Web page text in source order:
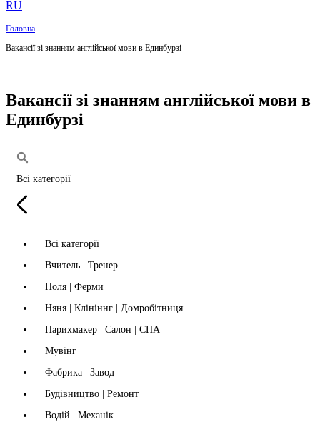
RU
Головна
Вакансії зі знанням англійської мови в Единбурзі
Вакансії зі знанням англійської мови в
Единбурзі
Всі категорії
Всі категорії
Вчитель | Тренер
Поля | Ферми
Няня | Клініннг | Домробітниця
Парихмакер | Салон | СПА
Мувінг
Фабрика | Завод
Будівництво | Ремонт
Водій | Механік